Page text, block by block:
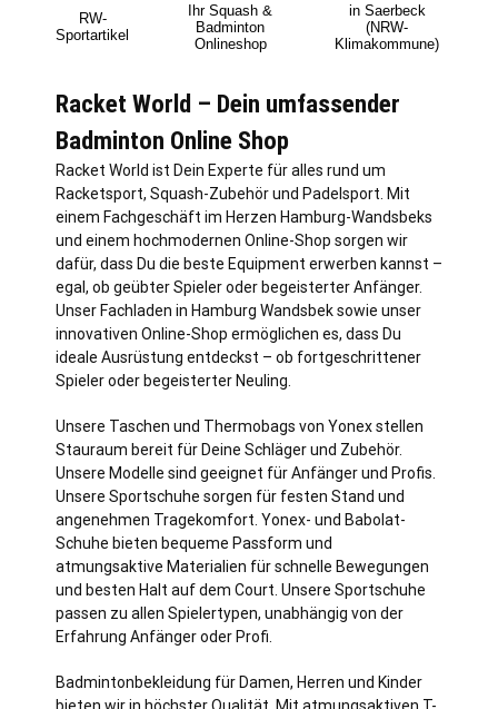
RW-
Sportartikel
Ihr Squash &
Badminton
Onlineshop
in Saerbeck
(NRW-
Klimakommune)
Racket World – Dein umfassender
Badminton Online Shop
Racket World ist Dein Experte für alles rund um
Racketsport, Squash-Zubehör und Padelsport. Mit
einem Fachgeschäft im Herzen Hamburg-Wandsbeks
und einem hochmodernen Online-Shop sorgen wir
dafür, dass Du die beste Equipment erwerben kannst –
egal, ob geübter Spieler oder begeisterter Anfänger.
Unser Fachladen in Hamburg Wandsbek sowie unser
innovativen Online-Shop ermöglichen es, dass Du
ideale Ausrüstung entdeckst – ob fortgeschrittener
Spieler oder begeisterter Neuling.
Unsere Taschen und Thermobags von Yonex stellen
Stauraum bereit für Deine Schläger und Zubehör.
Unsere Modelle sind geeignet für Anfänger und Profis.
Unsere Sportschuhe sorgen für festen Stand und
angenehmen Tragekomfort. Yonex- und Babolat-
Schuhe bieten bequeme Passform und
atmungsaktive Materialien für schnelle Bewegungen
und besten Halt auf dem Court. Unsere Sportschuhe
passen zu allen Spielertypen, unabhängig von der
Erfahrung Anfänger oder Profi.
Badmintonbekleidung für Damen, Herren und Kinder